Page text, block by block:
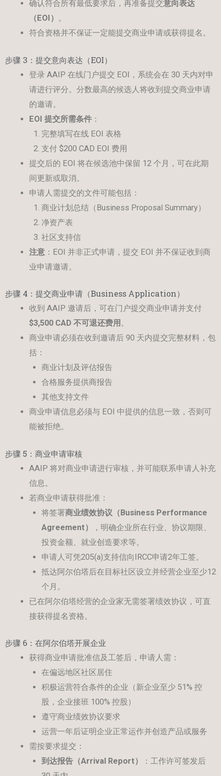
确认符合所有最低要求后，再准备提交意向表达
（EOI） 。
符合资格并不保证一定能提交商业申请或获得提名。
步骤 3：提交意向表达（EOI）
登录 AAIP 在线门户提交 EOI，系统会在 30 天内对申
请进行评分。分数最高的候选人将收到提交商业申请
的邀请。
EOI提交所需条件 ：
完整填写在线 EOI 表格
支付 $200 CAD EOI 费用
提交后的 EOI 将在候选池中保留 12 个月，可在此期
间更新或取消。
申请人需提交的文件可能包括：
商业计划总结（Business Proposal Summary）
净资产表
社区支持信
注意 ：EOI 并非正式申请，提交 EOI 并不保证收到商
业申请邀请。
步骤 4：提交商业申请（Business Application）
收到 AAIP 邀请后，可在门户提交商业申请并支付
$3,500 CAD不可退还费用 。
商业申请必须在收到邀请后 90 天内提交完整材料，包
括：
商业计划及评估报告
合格服务提供商报告
其他支持文件
商业申请信息必须与 EOI 中提供的信息一致，否则可
能被拒绝。
步骤 5：商业申请审核
AAIP 将对商业申请进行审核，并可能联系申请人补充
信息。
若商业申请获得批准：
将签署商业绩效协议（Business Performance
Agreement）
，明确企业所在行业、协议期限、
投资金额、就业创造要求等。
申请人可凭205(a)支持信向IRCC申请2年工签。
抵达阿尔伯塔后在目标社区设立并经营企业至少12
个月。
已在阿尔伯塔经营的企业家无需签署绩效协议，可直
接获得提名资格。
步骤 6：在阿尔伯塔开展企业
获得商业申请批准信及工签后，申请人需：
在偏远地区社区居住
积极运营符合条件的企业（新企业至少 51% 控
股，企业接班 100% 控股）
遵守商业绩效协议要求
运营一年后证明企业正常运作并创造产品或服务
需按要求提交：
到达报告（Arrival Report）
：工作许可签发后